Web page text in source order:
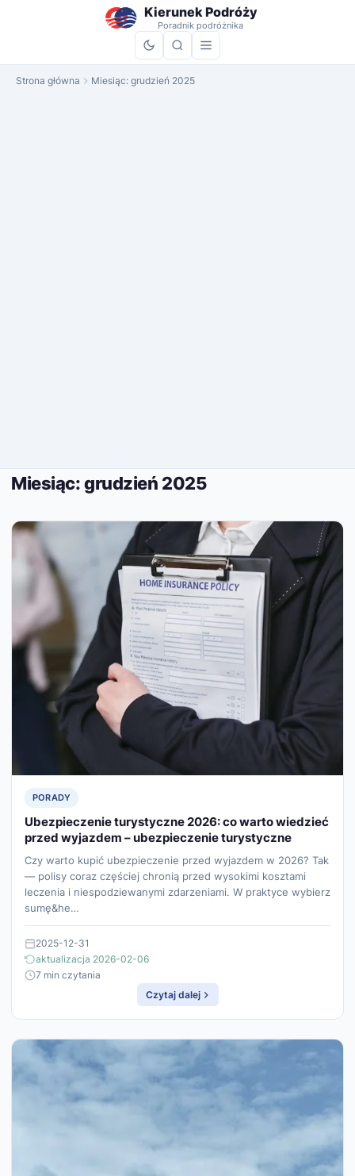
Kierunek Podróży
Poradnik podróżnika
Strona główna Miesiąc: grudzień 2025
Miesiąc:grudzień 2025
PORADY
Ubezpieczenie turystyczne 2026: co warto wiedzieć
przed wyjazdem – ubezpieczenie turystyczne
Czy warto kupić ubezpieczenie przed wyjazdem w 2026? Tak
— polisy coraz częściej chronią przed wysokimi kosztami
leczenia i niespodziewanymi zdarzeniami. W praktyce wybierz
sumę&he…
2025-12-31
aktualizacja 2026-02-06
7 min czytania
Czytaj dalej